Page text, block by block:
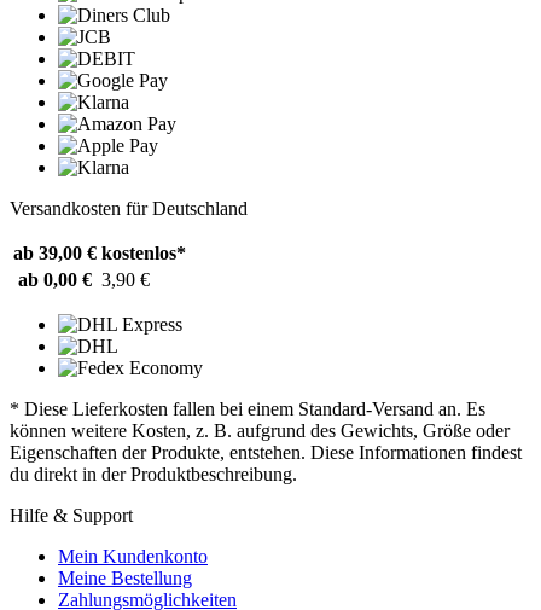
Versandkosten für Deutschland
ab 39,00 € kostenlos*
ab 0,00 € 3,90 €
* Diese Lieferkosten fallen bei einem Standard-Versand an. Es
können weitere Kosten, z. B. aufgrund des Gewichts, Größe oder
Eigenschaften der Produkte, entstehen. Diese Informationen findest
du direkt in der Produktbeschreibung.
Hilfe & Support
Mein Kundenkonto
Meine Bestellung
Zahlungsmöglichkeiten